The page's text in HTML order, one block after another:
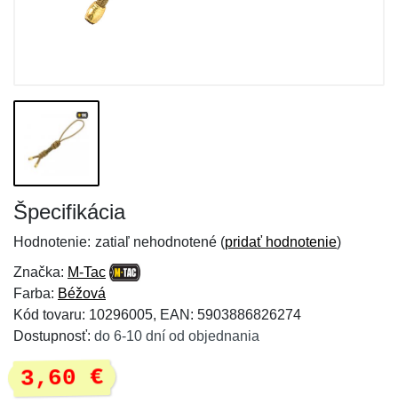
Špecifikácia
Hodnotenie: zatiaľ nehodnotené (pridať hodnotenie)
Značka: M-Tac
Farba: Béžová
Kód tovaru: 10296005, EAN: 5903886826274
Dostupnosť: do 6-10 dní od objednania
3,60 €